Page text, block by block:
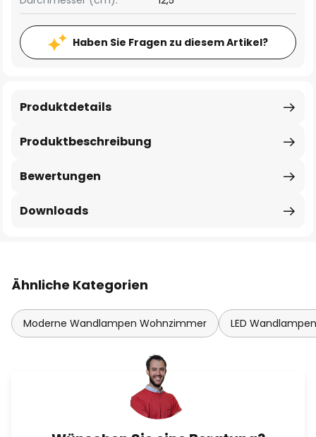
Haben Sie Fragen zu diesem Artikel?
Produktbeschreibung
Produktdetails
Bewertungen
Downloads
Ähnliche Kategorien
Moderne Wandlampen Wohnzimmer LED